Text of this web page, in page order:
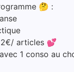
🤔 :
articles 💕
1 conso au